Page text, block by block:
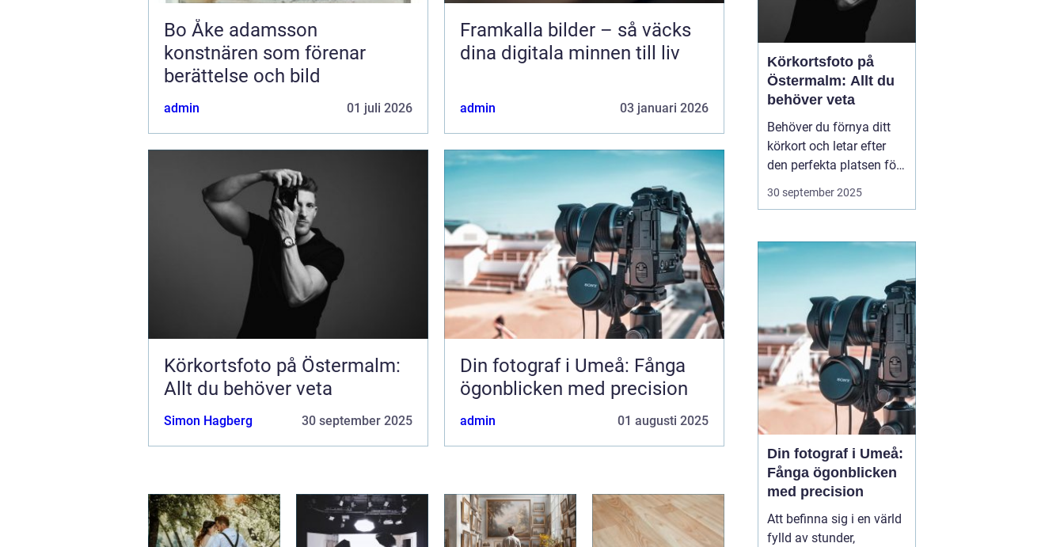
Bo Åke adamsson
konstnären som förenar
berättelse och bild
admin 01 juli 2026
Framkalla bilder – så väcks
dina digitala minnen till liv
admin 03 januari 2026
Körkortsfoto på Östermalm:
Allt du behöver veta
Simon Hagberg 30 september 2025
Din fotograf i Umeå: Fånga
ögonblicken med precision
admin 01 augusti 2025
Körkortsfoto på
Östermalm: Allt du
behöver veta
Behöver du förnya ditt
körkort och letar efter
den perfekta platsen för
att ta ditt körkortsfoto?
Då befinner du dig i rätt
Östermalm erbjuder
många alternativ för att
få en ...
30 september 2025
Din fotograf i Umeå:
Fånga ögonblicken
med precision
Att befinna sig i en värld
fylld av stunder,